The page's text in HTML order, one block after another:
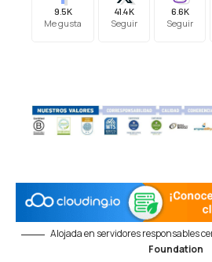
9.5K
Me gusta
41.4K
Seguir
6.6K
Seguir
Alojada en servidores responsables
Foundation